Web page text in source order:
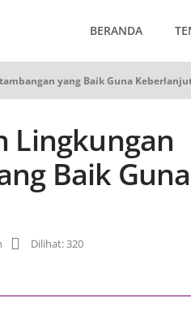
BERANDA
yang Baik Guna
Lingkungan
Baik Guna
Dilihat: 320